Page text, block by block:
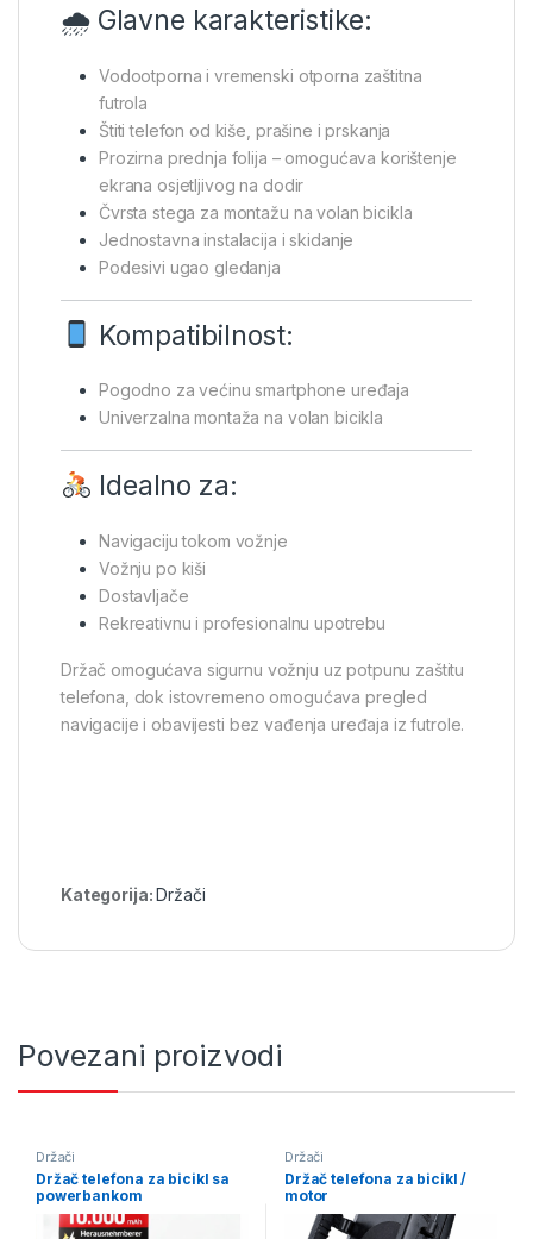
🌧 Glavne karakteristike:
Vodootporna i vremenski otporna zaštitna
futrola
Štiti telefon od kiše, prašine i prskanja
Prozirna prednja folija – omogućava korištenje
ekrana osjetljivog na dodir
Čvrsta stega za montažu na volan bicikla
Jednostavna instalacija i skidanje
Podesivi ugao gledanja
Kompatibilnost:
Pogodno za većinu smartphone uređaja
Univerzalna montaža na volan bicikla
Idealno za:
Navigaciju tokom vožnje
Vožnju po kiši
Dostavljače
Rekreativnu i profesionalnu upotrebu
Držač omogućava sigurnu vožnju uz potpunu zaštitu
telefona, dok istovremeno omogućava pregled
navigacije i obavijesti bez vađenja uređaja iz futrole.
Kategorija:Držači
Povezani proizvodi
Držači
Držač telefona za bicikl sa
powerbankom
Držači
Držač telefona za bicikl /
motor